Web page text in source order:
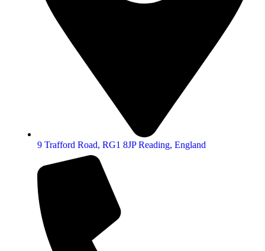
9 Trafford Road, RG1 8JP Reading, England